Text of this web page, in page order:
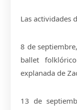
Las actividades
8 de
ballet
explanada de
13 de